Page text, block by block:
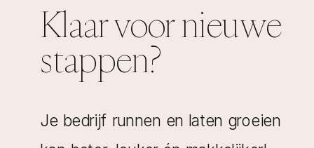
Klaar voor nieuwe
stappen?
Je bedrijf runnen en laten groeien